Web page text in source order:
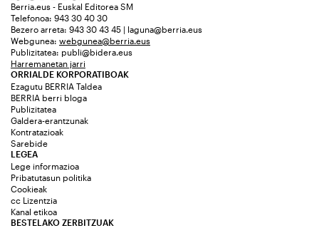
Berria.eus - Euskal Editorea SM
Telefonoa: 943 30 40 30
Bezero arreta: 943 30 43 45 | laguna@berria.eus
Webgunea: webgunea@berria.eus
Publizitatea: publi@bidera.eus
Harremanetan jarri
ORRIALDE KORPORATIBOAK
Ezagutu BERRIA Taldea
BERRIA berri bloga
Publizitatea
Galdera-erantzunak
Kontratazioak
Sarebide
LEGEA
Lege informazioa
Pribatutasun politika
Cookieak
cc Lizentzia
Kanal etikoa
BESTELAKO ZERBITZUAK